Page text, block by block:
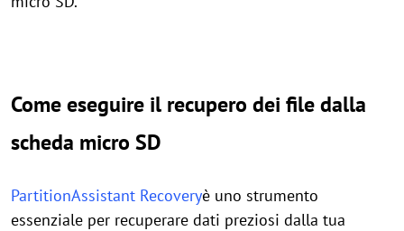
Come eseguire il recupero dei file dalla
scheda micro SD
PartitionAssistant Recoveryè uno strumento
essenziale per recuperare dati preziosi dalla tua